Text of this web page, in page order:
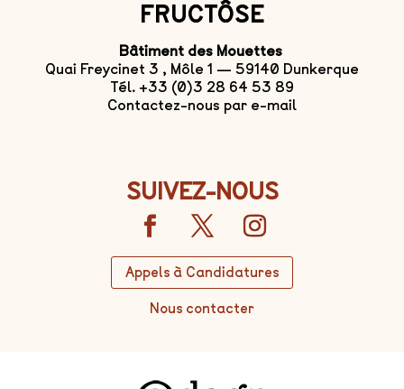
FRUCTÔSE
Bâtiment des Mouettes
Quai Freycinet 3 , Môle 1 — 59140 Dunkerque
Tél. +33 (0)3 28 64 53 89
Contactez-nous par e-mail
SUIVEZ-NOUS
Appels à Candidatures
Nous contacter